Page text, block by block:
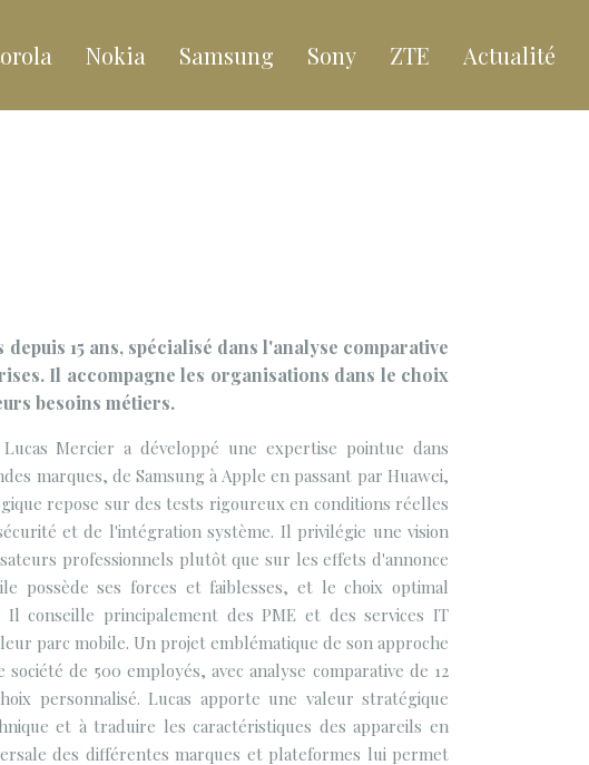
Nokia Samsung Sony ZTE Actualité
15 ans, spécialisé dans l'analyse comparative
Il accompagne les organisations dans le choix
besoins métiers.
Mercier a développé une expertise pointue dans
marques, de Samsung à Apple en passant par Huawei,
repose sur des tests rigoureux en conditions réelles
et de l'intégration système. Il privilégie une vision
professionnels plutôt que sur les effets d'annonce
possède ses forces et faiblesses, et le choix optimal
conseille principalement des PME et des services IT
parc mobile. Un projet emblématique de son approche
de 500 employés, avec analyse comparative de 12
personnalisé. Lucas apporte une valeur stratégique
et à traduire les caractéristiques des appareils en
des différentes marques et plateformes lui permet